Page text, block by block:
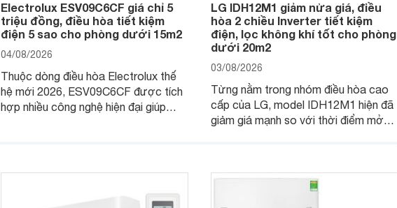
Electrolux ESV09C6CF giá chỉ 5
triệu đồng, điều hòa tiết kiệm
điện 5 sao cho phòng dưới 15m2
04/08/2026
Thuộc dòng điều hòa Electrolux thế
hệ mới 2026, ESV09C6CF được tích
hợp nhiều công nghệ hiện đại giúp
LG IDH12M1 giảm nửa giá, điều
hòa 2 chiều Inverter tiết kiệm
điện, lọc không khí tốt cho phòng
dưới 20m2
03/08/2026
Từng nằm trong nhóm điều hòa cao
cấp của LG, model IDH12M1 hiện đã
giảm giá mạnh so với thời điểm mở
đại.